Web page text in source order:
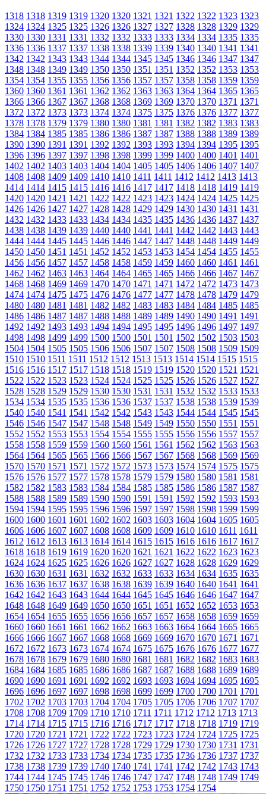
1318 1318 1319 1319 1320 1320 1321 1321 1322 1322 1323 1323
1324 1324 1325 1325 1326 1326 1327 1327 1328 1328 1329 1329
1330 1330 1331 1331 1332 1332 1333 1333 1334 1334 1335 1335
1336 1336 1337 1337 1338 1338 1339 1339 1340 1340 1341 1341
1342 1342 1343 1343 1344 1344 1345 1345 1346 1346 1347 1347
1348 1348 1349 1349 1350 1350 1351 1351 1352 1352 1353 1353
1354 1354 1355 1355 1356 1356 1357 1357 1358 1358 1359 1359
1360 1360 1361 1361 1362 1362 1363 1363 1364 1364 1365 1365
1366 1366 1367 1367 1368 1368 1369 1369 1370 1370 1371 1371
1372 1372 1373 1373 1374 1374 1375 1375 1376 1376 1377 1377
1378 1378 1379 1379 1380 1380 1381 1381 1382 1382 1383 1383
1384 1384 1385 1385 1386 1386 1387 1387 1388 1388 1389 1389
1390 1390 1391 1391 1392 1392 1393 1393 1394 1394 1395 1395
1396 1396 1397 1397 1398 1398 1399 1399 1400 1400 1401 1401
1402 1402 1403 1403 1404 1404 1405 1405 1406 1406 1407 1407
1408 1408 1409 1409 1410 1410 1411 1411 1412 1412 1413 1413
1414 1414 1415 1415 1416 1416 1417 1417 1418 1418 1419 1419
1420 1420 1421 1421 1422 1422 1423 1423 1424 1424 1425 1425
1426 1426 1427 1427 1428 1428 1429 1429 1430 1430 1431 1431
1432 1432 1433 1433 1434 1434 1435 1435 1436 1436 1437 1437
1438 1438 1439 1439 1440 1440 1441 1441 1442 1442 1443 1443
1444 1444 1445 1445 1446 1446 1447 1447 1448 1448 1449 1449
1450 1450 1451 1451 1452 1452 1453 1453 1454 1454 1455 1455
1456 1456 1457 1457 1458 1458 1459 1459 1460 1460 1461 1461
1462 1462 1463 1463 1464 1464 1465 1465 1466 1466 1467 1467
1468 1468 1469 1469 1470 1470 1471 1471 1472 1472 1473 1473
1474 1474 1475 1475 1476 1476 1477 1477 1478 1478 1479 1479
1480 1480 1481 1481 1482 1482 1483 1483 1484 1484 1485 1485
1486 1486 1487 1487 1488 1488 1489 1489 1490 1490 1491 1491
1492 1492 1493 1493 1494 1494 1495 1495 1496 1496 1497 1497
1498 1498 1499 1499 1500 1500 1501 1501 1502 1502 1503 1503
1504 1504 1505 1505 1506 1506 1507 1507 1508 1508 1509 1509
1510 1510 1511 1511 1512 1512 1513 1513 1514 1514 1515 1515
1516 1516 1517 1517 1518 1518 1519 1519 1520 1520 1521 1521
1522 1522 1523 1523 1524 1524 1525 1525 1526 1526 1527 1527
1528 1528 1529 1529 1530 1530 1531 1531 1532 1532 1533 1533
1534 1534 1535 1535 1536 1536 1537 1537 1538 1538 1539 1539
1540 1540 1541 1541 1542 1542 1543 1543 1544 1544 1545 1545
1546 1546 1547 1547 1548 1548 1549 1549 1550 1550 1551 1551
1552 1552 1553 1553 1554 1554 1555 1555 1556 1556 1557 1557
1558 1558 1559 1559 1560 1560 1561 1561 1562 1562 1563 1563
1564 1564 1565 1565 1566 1566 1567 1567 1568 1568 1569 1569
1570 1570 1571 1571 1572 1572 1573 1573 1574 1574 1575 1575
1576 1576 1577 1577 1578 1578 1579 1579 1580 1580 1581 1581
1582 1582 1583 1583 1584 1584 1585 1585 1586 1586 1587 1587
1588 1588 1589 1589 1590 1590 1591 1591 1592 1592 1593 1593
1594 1594 1595 1595 1596 1596 1597 1597 1598 1598 1599 1599
1600 1600 1601 1601 1602 1602 1603 1603 1604 1604 1605 1605
1606 1606 1607 1607 1608 1608 1609 1609 1610 1610 1611 1611
1612 1612 1613 1613 1614 1614 1615 1615 1616 1616 1617 1617
1618 1618 1619 1619 1620 1620 1621 1621 1622 1622 1623 1623
1624 1624 1625 1625 1626 1626 1627 1627 1628 1628 1629 1629
1630 1630 1631 1631 1632 1632 1633 1633 1634 1634 1635 1635
1636 1636 1637 1637 1638 1638 1639 1639 1640 1640 1641 1641
1642 1642 1643 1643 1644 1644 1645 1645 1646 1646 1647 1647
1648 1648 1649 1649 1650 1650 1651 1651 1652 1652 1653 1653
1654 1654 1655 1655 1656 1656 1657 1657 1658 1658 1659 1659
1660 1660 1661 1661 1662 1662 1663 1663 1664 1664 1665 1665
1666 1666 1667 1667 1668 1668 1669 1669 1670 1670 1671 1671
1672 1672 1673 1673 1674 1674 1675 1675 1676 1676 1677 1677
1678 1678 1679 1679 1680 1680 1681 1681 1682 1682 1683 1683
1684 1684 1685 1685 1686 1686 1687 1687 1688 1688 1689 1689
1690 1690 1691 1691 1692 1692 1693 1693 1694 1694 1695 1695
1696 1696 1697 1697 1698 1698 1699 1699 1700 1700 1701 1701
1702 1702 1703 1703 1704 1704 1705 1705 1706 1706 1707 1707
1708 1708 1709 1709 1710 1710 1711 1711 1712 1712 1713 1713
1714 1714 1715 1715 1716 1716 1717 1717 1718 1718 1719 1719
1720 1720 1721 1721 1722 1722 1723 1723 1724 1724 1725 1725
1726 1726 1727 1727 1728 1728 1729 1729 1730 1730 1731 1731
1732 1732 1733 1733 1734 1734 1735 1735 1736 1736 1737 1737
1738 1738 1739 1739 1740 1740 1741 1741 1742 1742 1743 1743
1744 1744 1745 1745 1746 1746 1747 1747 1748 1748 1749 1749
1750 1750 1751 1751 1752 1752 1753 1753 1754 1754